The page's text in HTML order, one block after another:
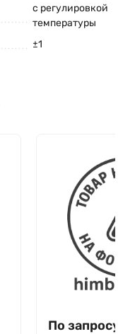
с регулировкой
температуры
±1
По запросу